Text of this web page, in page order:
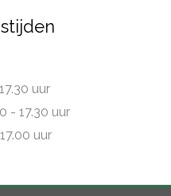
uur
- 17.30 uur
uur